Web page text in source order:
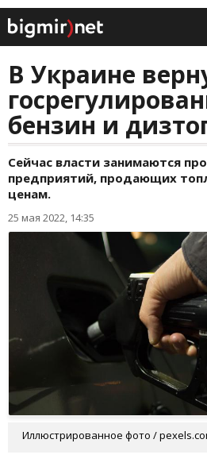
В Украине
бензин и
Сейчас власти занимаются
предприятий, продающих
ценам.
25 мая 2022, 14:35
Иллюстрированное фото /